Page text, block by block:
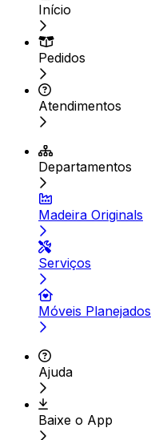
Início
Pedidos
Atendimentos
Departamentos
Madeira Originals
Serviços
Móveis Planejados
Ajuda
Baixe o App